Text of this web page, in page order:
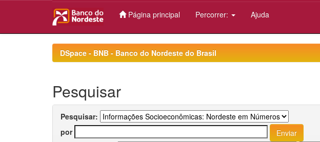
Página principal Percorrer: Ajuda
DSpace - BNB - Banco do Nordeste do Brasil
Pesquisar
Pesquisar:
por